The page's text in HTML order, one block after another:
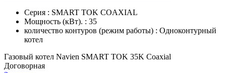
Серия : SMART TOK COAXIAL
Мощность (кВт). : 35
количество контуров (режим работы) : Одноконтурный
котел
Газовый котел Navien SMART TOK 35K Coaxial
Договорная